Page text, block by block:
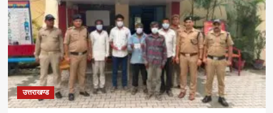
उत्तराखण्ड